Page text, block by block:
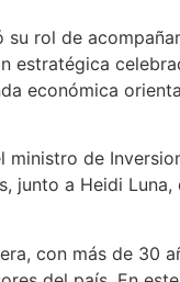
rol de
estratégica
económica
de
junto a Heidi
con más de 30